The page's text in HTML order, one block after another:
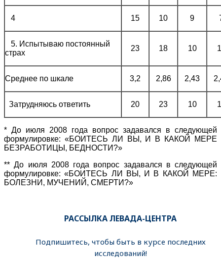
4 15 10 9
5. Испытываю постоянный
страх
23 18 10
Среднее по шкале 3,2 2,86 2,43
Затрудняюсь ответить 20 23 10
* До июля 2008 года вопрос задавался в следующей
формулировке: «БОИТЕСЬ ЛИ ВЫ, И В КАКОЙ МЕРЕ
БЕЗРАБОТИЦЫ, БЕДНОСТИ?»
** До июля 2008 года вопрос задавался в следующей
формулировке: «БОИТЕСЬ ЛИ ВЫ, И В КАКОЙ МЕРЕ:
БОЛЕЗНИ, МУЧЕНИЙ, СМЕРТИ?»
РАССЫЛКА ЛЕВАДА-ЦЕНТРА
Подпишитесь, чтобы быть в курсе последних
исследований!